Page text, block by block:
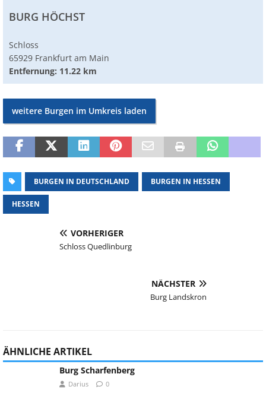
BURG HÖCHST
Schloss
65929 Frankfurt am Main
Entfernung: 11.22 km
weitere Burgen im Umkreis laden
BURGEN IN DEUTSCHLAND BURGEN IN HESSEN
HESSEN
VORHERIGER
Schloss Quedlinburg
NÄCHSTER
Burg Landskron
ÄHNLICHE ARTIKEL
Burg Scharfenberg
Darius 0